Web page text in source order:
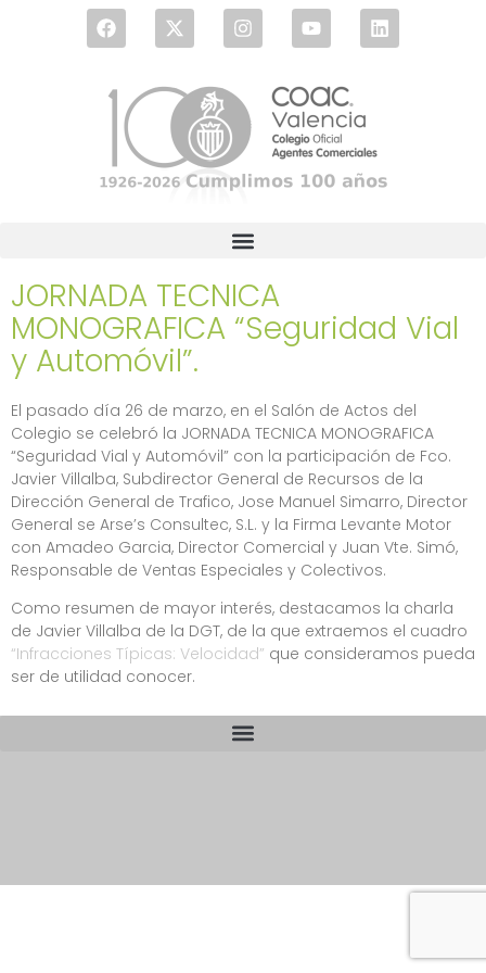
JORNADA TECNICA
MONOGRAFICA “Seguridad Vial
y Automóvil”.
El pasado día 26 de marzo, en el Salón de Actos del
Colegio se celebró la JORNADA TECNICA MONOGRAFICA
“Seguridad Vial y Automóvil” con la participación de Fco.
Javier Villalba, Subdirector General de Recursos de la
Dirección General de Trafico, Jose Manuel Simarro, Director
General se Arse’s Consultec, S.L. y la Firma Levante Motor
con Amadeo Garcia, Director Comercial y Juan Vte. Simó,
Responsable de Ventas Especiales y Colectivos.
Como resumen de mayor interés, destacamos la charla
de Javier Villalba de la DGT, de la que extraemos el cuadro
“Infracciones Típicas: Velocidad” que consideramos pueda
ser de utilidad conocer.